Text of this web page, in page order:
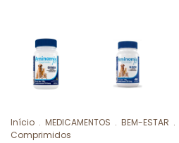
Início . MEDICAMENTOS . BEM-ESTAR .
Comprimidos